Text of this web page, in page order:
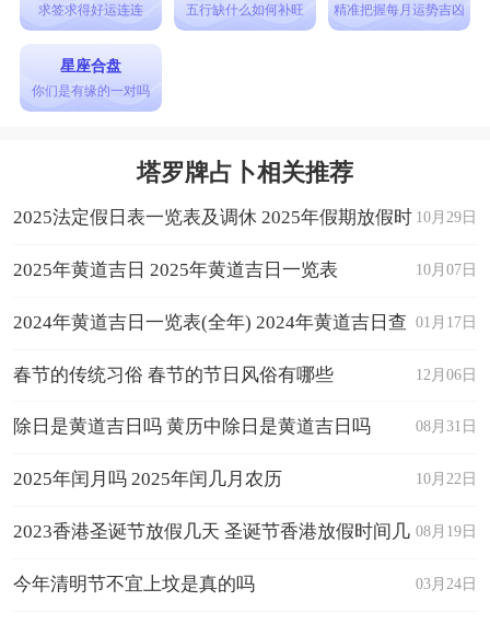
求签求得好运连连 五行缺什么如何补旺 精准把握每月运势吉凶
星座合盘
你们是有缘的一对吗
塔罗牌占卜相关推荐
10月29日
2025法定假日表一览表及调休 2025年假期放假时
间表日历 10月07日
2025年黄道吉日 2025年黄道吉日一览表
01月17日
2024年黄道吉日一览表(全年) 2024年黄道吉日查
询 12月06日
春节的传统习俗 春节的节日风俗有哪些
08月31日
除日是黄道吉日吗 黄历中除日是黄道吉日吗
10月22日
2025年闰月吗 2025年闰几月农历
08月19日
2023香港圣诞节放假几天 圣诞节香港放假时间几
天 03月24日
今年清明节不宜上坟是真的吗